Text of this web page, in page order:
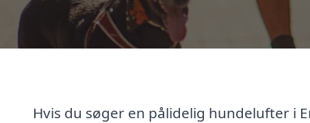
Hvis du søger en pålidelig hundelufter i